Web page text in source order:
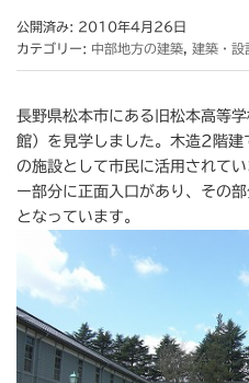
公開済み: 2010年4月26日
カテゴリー: 中部地方の建築 建築・設
長野県松本市にある旧松本高等
館）を見学しました。木造2階
の施設として市民に活用されて
ー部分に正面入口があり、その
となっています。